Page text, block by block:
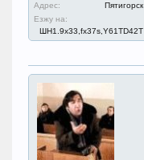
Адрес:
Пятигорск
Езжу на:
ШН1.9x33,fx37s,Y61TD42T